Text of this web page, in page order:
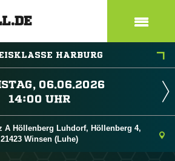
HARBURG

 
A Höllenberg Luhdorf, Höllenberg 4,
21423 Winsen (Luhe)